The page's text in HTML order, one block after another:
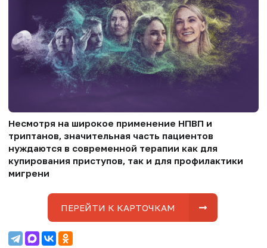
Несмотря на широкое применение НПВП и
триптанов, значительная часть пациентов
нуждаются в современной терапии как для
купирования приступов, так и для профилактики
мигрени
ПЕРЕЙТИ К КАРТОЧКАМ